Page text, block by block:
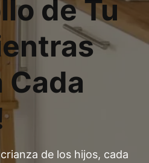
de Tu
de los hijos, cada